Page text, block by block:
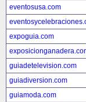
eventosusa.com
expoguia.com
guiadetelevision.com
guiadiversion.com
guiamoda.com